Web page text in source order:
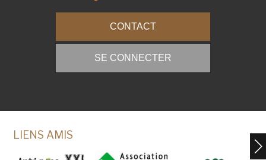
CONTACT
SE CONNECTER
LIENS AMIS